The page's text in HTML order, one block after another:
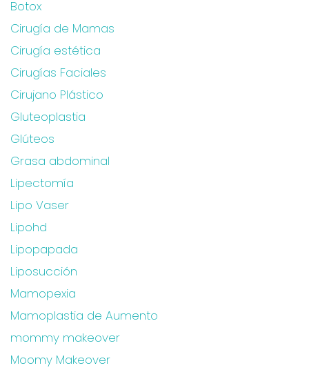
Botox
Cirugía de Mamas
Cirugía estética
Cirugías Faciales
Cirujano Plástico
Gluteoplastia
Glúteos
Grasa abdominal
Lipectomía
Lipo Vaser
Lipohd
Lipopapada
Liposucción
Mamopexia
Mamoplastia de Aumento
mommy makeover
Moomy Makeover